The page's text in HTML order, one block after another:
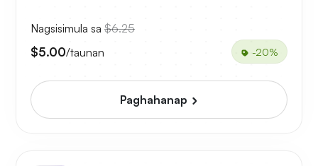
Nagsisimula sa $6.25
$5.00/taunan -20%
Paghahanap